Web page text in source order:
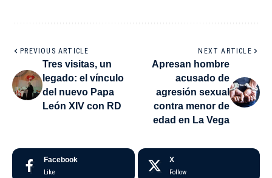
PREVIOUS ARTICLE
Tres visitas, un
legado: el vínculo
del nuevo Papa
León XIV con RD
NEXT ARTICLE
Apresan hombre
acusado de
agresión sexual
contra menor de
edad en La Vega
Facebook
Like
X
Follow